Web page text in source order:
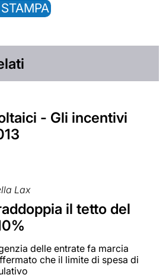
- Gli incentivi
Lax
il tetto del
delle entrate fa marcia
che il limite di spesa di